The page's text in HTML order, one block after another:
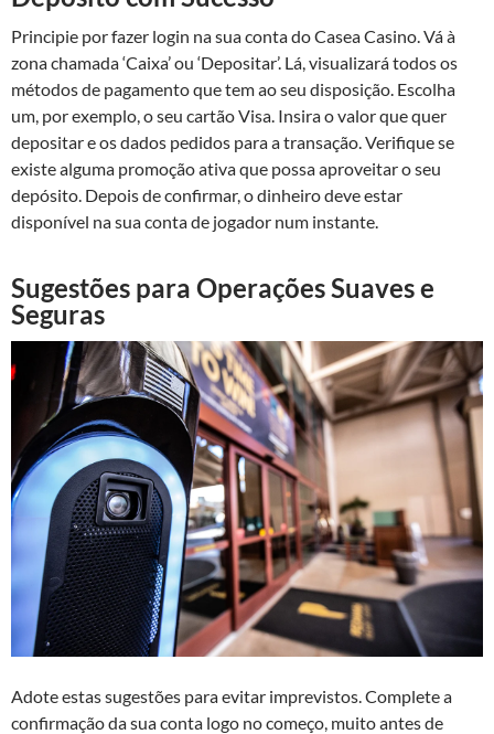
Principie por fazer login na sua conta do Casea Casino. Vá à
zona chamada ‘Caixa’ ou ‘Depositar’. Lá, visualizará todos os
métodos de pagamento que tem ao seu disposição. Escolha
um, por exemplo, o seu cartão Visa. Insira o valor que quer
depositar e os dados pedidos para a transação. Verifique se
existe alguma promoção ativa que possa aproveitar o seu
depósito. Depois de confirmar, o dinheiro deve estar
disponível na sua conta de jogador num instante.
Sugestões para Operações Suaves e
Seguras
Adote estas sugestões para evitar imprevistos. Complete a
confirmação da sua conta logo no começo, muito antes de